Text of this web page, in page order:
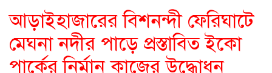
আড়াইহাজারের বিশনন্দী ফেরিঘাটে
মেঘনা নদীর পাড়ে প্রস্তাবিত ইকো
পার্কের নির্মান কাজের উদ্ধোধন